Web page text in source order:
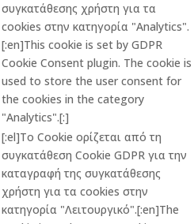
συγκατάθεσης χρήστη για τα
cookies στην κατηγορία "Analytics".
[:en]This cookie is set by GDPR
Cookie Consent plugin. The cookie is
used to store the user consent for
the cookies in the category
"Analytics".[:]
[:el]Το Cookie ορίζεται από τη
συγκατάθεση Cookie GDPR για την
καταγραφή της συγκατάθεσης
χρήστη για τα cookies στην
κατηγορία "Λειτουργικό".[:en]The